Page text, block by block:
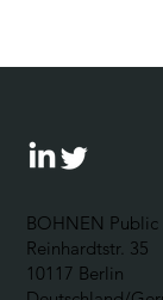
BOHNEN Public
Reinhardtstr. 35
10117 Berlin